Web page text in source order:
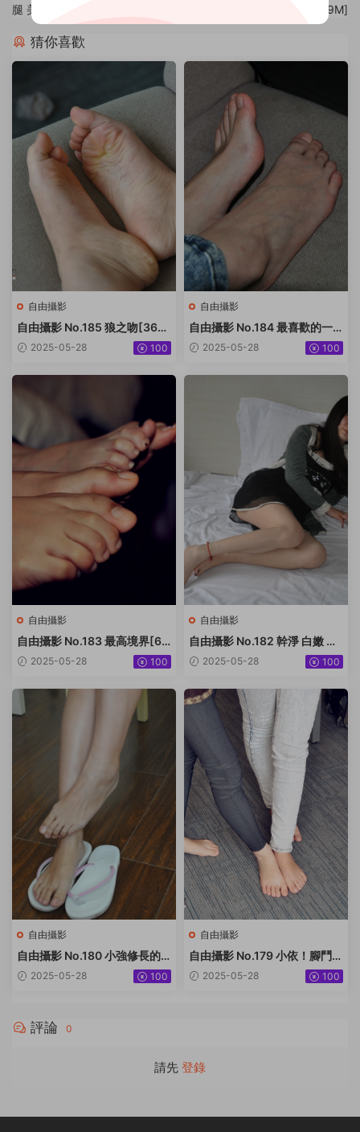
腿 美足[158P-183.9M]
[50P-52.9M]
猜你喜歡
自由攝影
自由攝影 No.185 狼之吻[36P-
18.3M]
2025-05-28 100
自由攝影
自由攝影 No.184 最喜歡的一
雙玉足[105P-243.8M]
2025-05-28 100
自由攝影
自由攝影 No.183 最高境界[61
P-57.2M]
2025-05-28 100
自由攝影
自由攝影 No.182 幹淨 白嫩 黑
甲[50P-52.9M]
2025-05-28 100
自由攝影
自由攝影 No.180 小強修長的
大腿 美足[158P-183.9M]
2025-05-28 100
自由攝影
自由攝影 No.179 小依！腳鬥
[40P-46M]
2025-05-28 100
評論 0
請先 登錄